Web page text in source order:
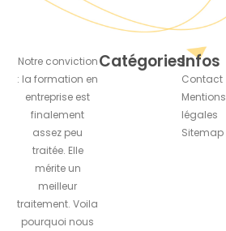
Notre conviction
: la formation en
entreprise est
finalement
assez peu
traitée. Elle
mérite un
meilleur
traitement. Voila
pourquoi nous
CatégoriesInfos
Contact
Mentions
légales
Sitemap